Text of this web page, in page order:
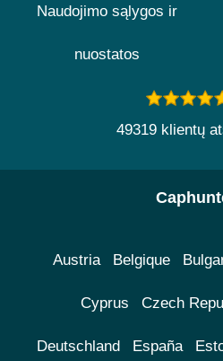
Naudojimo sąlygos ir
nuostatos
49319 klientų
Austria Belgique
Cyprus Czech
Deutschland España